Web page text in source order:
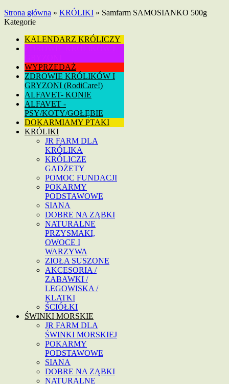
Strona główna » KRÓLIKI » Samfarm SAMOSIANKO 500g
Kategorie
KALENDARZ KRÓLICZY
WYPRZEDAŻ
ZDROWIE KRÓLIKÓW I
GRYZONI (RodiCare!)
ALFAVET- KONIE
ALFAVET -
PSY/KOTY/GOŁĘBIE
DOKARMIAMY PTAKI
KRÓLIKI
JR FARM DLA
KRÓLIKA
KRÓLICZE
GADŻETY
POMOC FUNDACJI
POKARMY
PODSTAWOWE
SIANA
DOBRE NA ZĄBKI
NATURALNE
PRZYSMAKI,
OWOCE I
WARZYWA
ZIOŁA SUSZONE
AKCESORIA /
ZABAWKI /
LEGOWISKA /
KLATKI
ŚCIÓŁKI
ŚWINKI MORSKIE
JR FARM DLA
ŚWINKI MORSKIEJ
POKARMY
PODSTAWOWE
SIANA
DOBRE NA ZĄBKI
NATURALNE